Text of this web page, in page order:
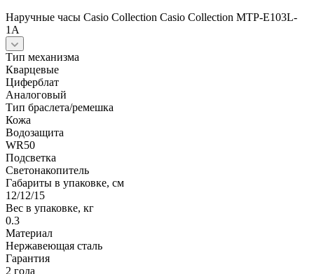
Наручные часы Casio Collection Casio Collection MTP-E103L-
1A
Тип механизма
Кварцевые
Циферблат
Аналоговый
Тип браслета/ремешка
Кожа
Водозащита
WR50
Подсветка
Светонакопитель
Габариты в упаковке, см
12/12/15
Вес в упаковке, кг
0.3
Материал
Нержавеющая сталь
Гарантия
2 года